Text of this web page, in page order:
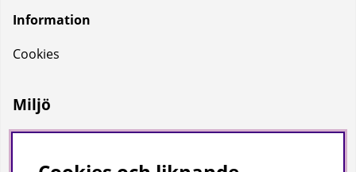
Information
Cookies
Miljö
Vi på Mera Maskin är miljödiplomerade enligt svensk